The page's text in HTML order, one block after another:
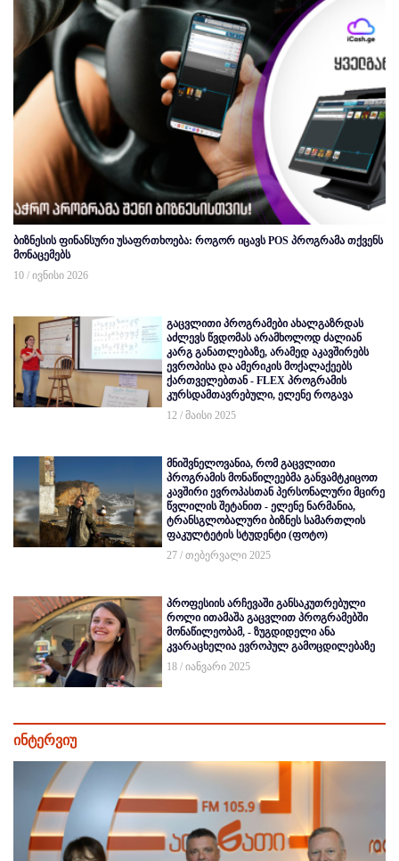
ბიზნესის ფინანსური უსაფრთხოება: როგორ იცავს POS პროგრამა თქვენს
მონაცემებს
10 / ივნისი 2026
გაცვლითი პროგრამები ახალგაზრდას
აძლევს წვდომას არამხოლოდ ძალიან
კარგ განათლებაზე, არამედ აკავშირებს
ევროპისა და ამერიკის მოქალაქეებს
ქართველებთან - FLEX პროგრამის
კურსდამთავრებული, ელენე როგავა
12 / მაისი 2025
მნიშვნელოვანია, რომ გაცვლითი
პროგრამის მონაწილეებმა განვამტკიცოთ
კავშირი ევროპასთან პერსონალური მცირე
წვლილის შეტანით - ელენე ნარმანია,
ტრანსგლობალური ბიზნეს სამართლის
ფაკულტეტის სტუდენტი (ფოტო)
27 / თებერვალი 2025
პროფესიის არჩევაში განსაკუთრებული
როლი ითამაშა გაცვლით პროგრამებში
მონაწილეობამ, - ზუგდიდელი ანა
კვარაცხელია ევროპულ გამოცდილებაზე
18 / იანვარი 2025
ინტერვიუ